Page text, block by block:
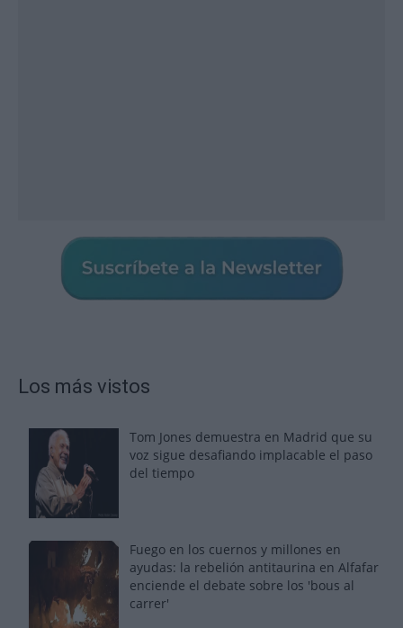
Los más vistos
Tom Jones demuestra en Madrid que su
voz sigue desafiando implacable el paso
del tiempo
Fuego en los cuernos y millones en
ayudas: la rebelión antitaurina en Alfafar
enciende el debate sobre los 'bous al
carrer'